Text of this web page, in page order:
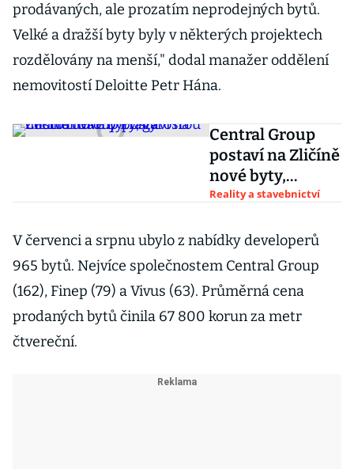
prodávaných, ale prozatím neprodejných bytů.
Velké a dražší byty byly v některých projektech
rozdělovány na menší," dodal manažer oddělení
nemovitostí Deloitte Petr Hána.
Central Group
postaví na Zličíně
nové byty,
vyrostou místo
Reality a stavebnictví
V červenci a srpnu ubylo z nabídky developerů
965 bytů. Nejvíce společnostem Central Group
(162), Finep (79) a Vivus (63). Průměrná cena
prodaných bytů činila 67 800 korun za metr
čtvereční.